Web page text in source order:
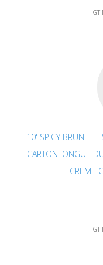
10' SPICY
CARTONLONGUE
CREME